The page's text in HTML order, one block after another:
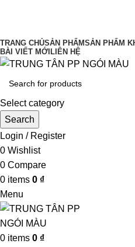
TRANG CHỦSẢN PHẨMSẢN PHẨM
BÀI VIẾT MỚI LIÊN HỆ
Select category
Search
Login / Register
0 Wishlist
0 Compare
0 items 0 ₫
Menu
0 items 0 ₫